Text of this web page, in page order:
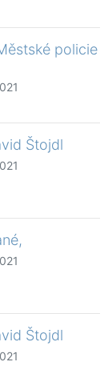
policie
Štojdl
Štojdl